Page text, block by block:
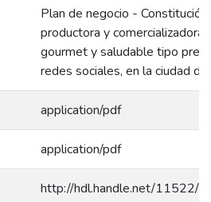
Plan de negocio -
productora y comercializadora
gourmet y saludable tipo
redes sociales, en la ciudad de
application/pdf
application/pdf
http://hdl.handle.net/11522/